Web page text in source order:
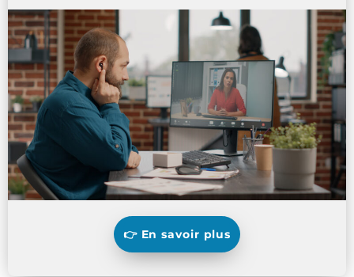
👉 En savoir plus